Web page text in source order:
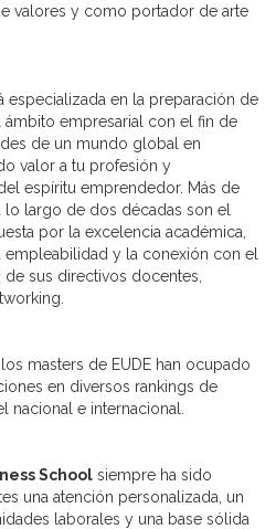
valores y como portador de arte
especializada en la preparación de
ámbito empresarial con el fin de
de un mundo global en
valor a tu profesión y
espíritu emprendedor. Más de
largo de dos décadas son el
por la excelencia académica,
empleabilidad y la conexión con el
sus directivos docentes,
masters de EUDE han ocupado
en diversos rankings de
nacional e internacional.
School siempre ha sido
una atención personalizada, un
laborales y una base sólida